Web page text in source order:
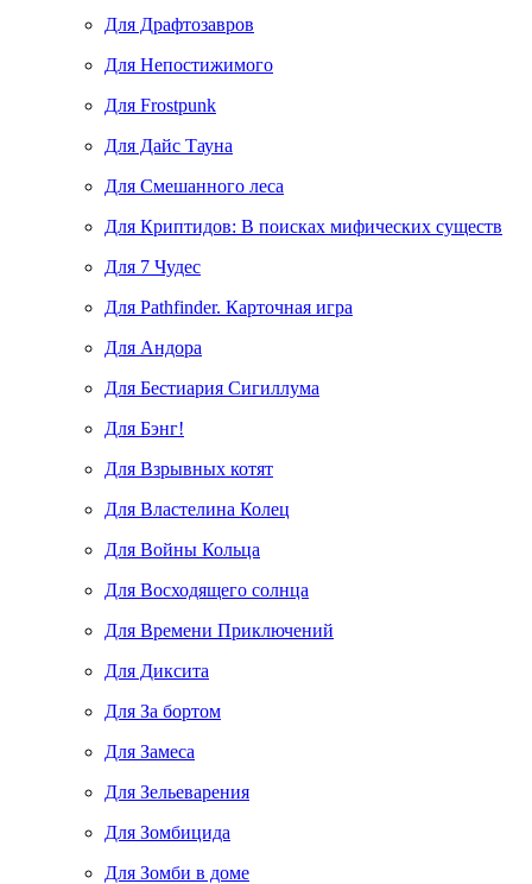
Для Драфтозавров
Для Непостижимого
Для Frostpunk
Для Дайс Тауна
Для Смешанного леса
Для Криптидов: В поисках мифических существ
Для 7 Чудес
Для Pathfinder. Карточная игра
Для Андора
Для Бестиария Сигиллума
Для Бэнг!
Для Взрывных котят
Для Властелина Колец
Для Войны Кольца
Для Восходящего солнца
Для Времени Приключений
Для Диксита
Для За бортом
Для Замеса
Для Зельеварения
Для Зомбицида
Для Зомби в доме